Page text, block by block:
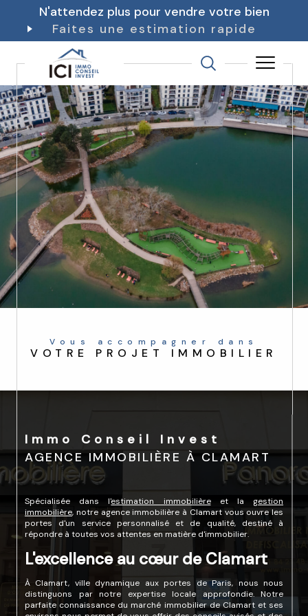
N'attendez plus pour vendre votre bien
Faites une estimation rapide
Vous accompagner dans
VOTRE PROJET IMMOBILIER
Immo Conseil Invest
AGENCE IMMOBILIÈRE À CLAMART
Spécialisée dans l'estimation immobilièreet la gestion
immobilière, notre agence immobilière à Clamart vous ouvre les
portes d'un service personnalisé et de qualité, destiné à
répondre à toutes vos attentes en matière d'immobilier.
L'excellence au cœur de Clamart
À Clamart, ville dynamique aux portes de Paris, nous nous
distinguons par notre expertise locale approfondie. Notre
parfaite connaissance du marché immobilier de Clamart et ses